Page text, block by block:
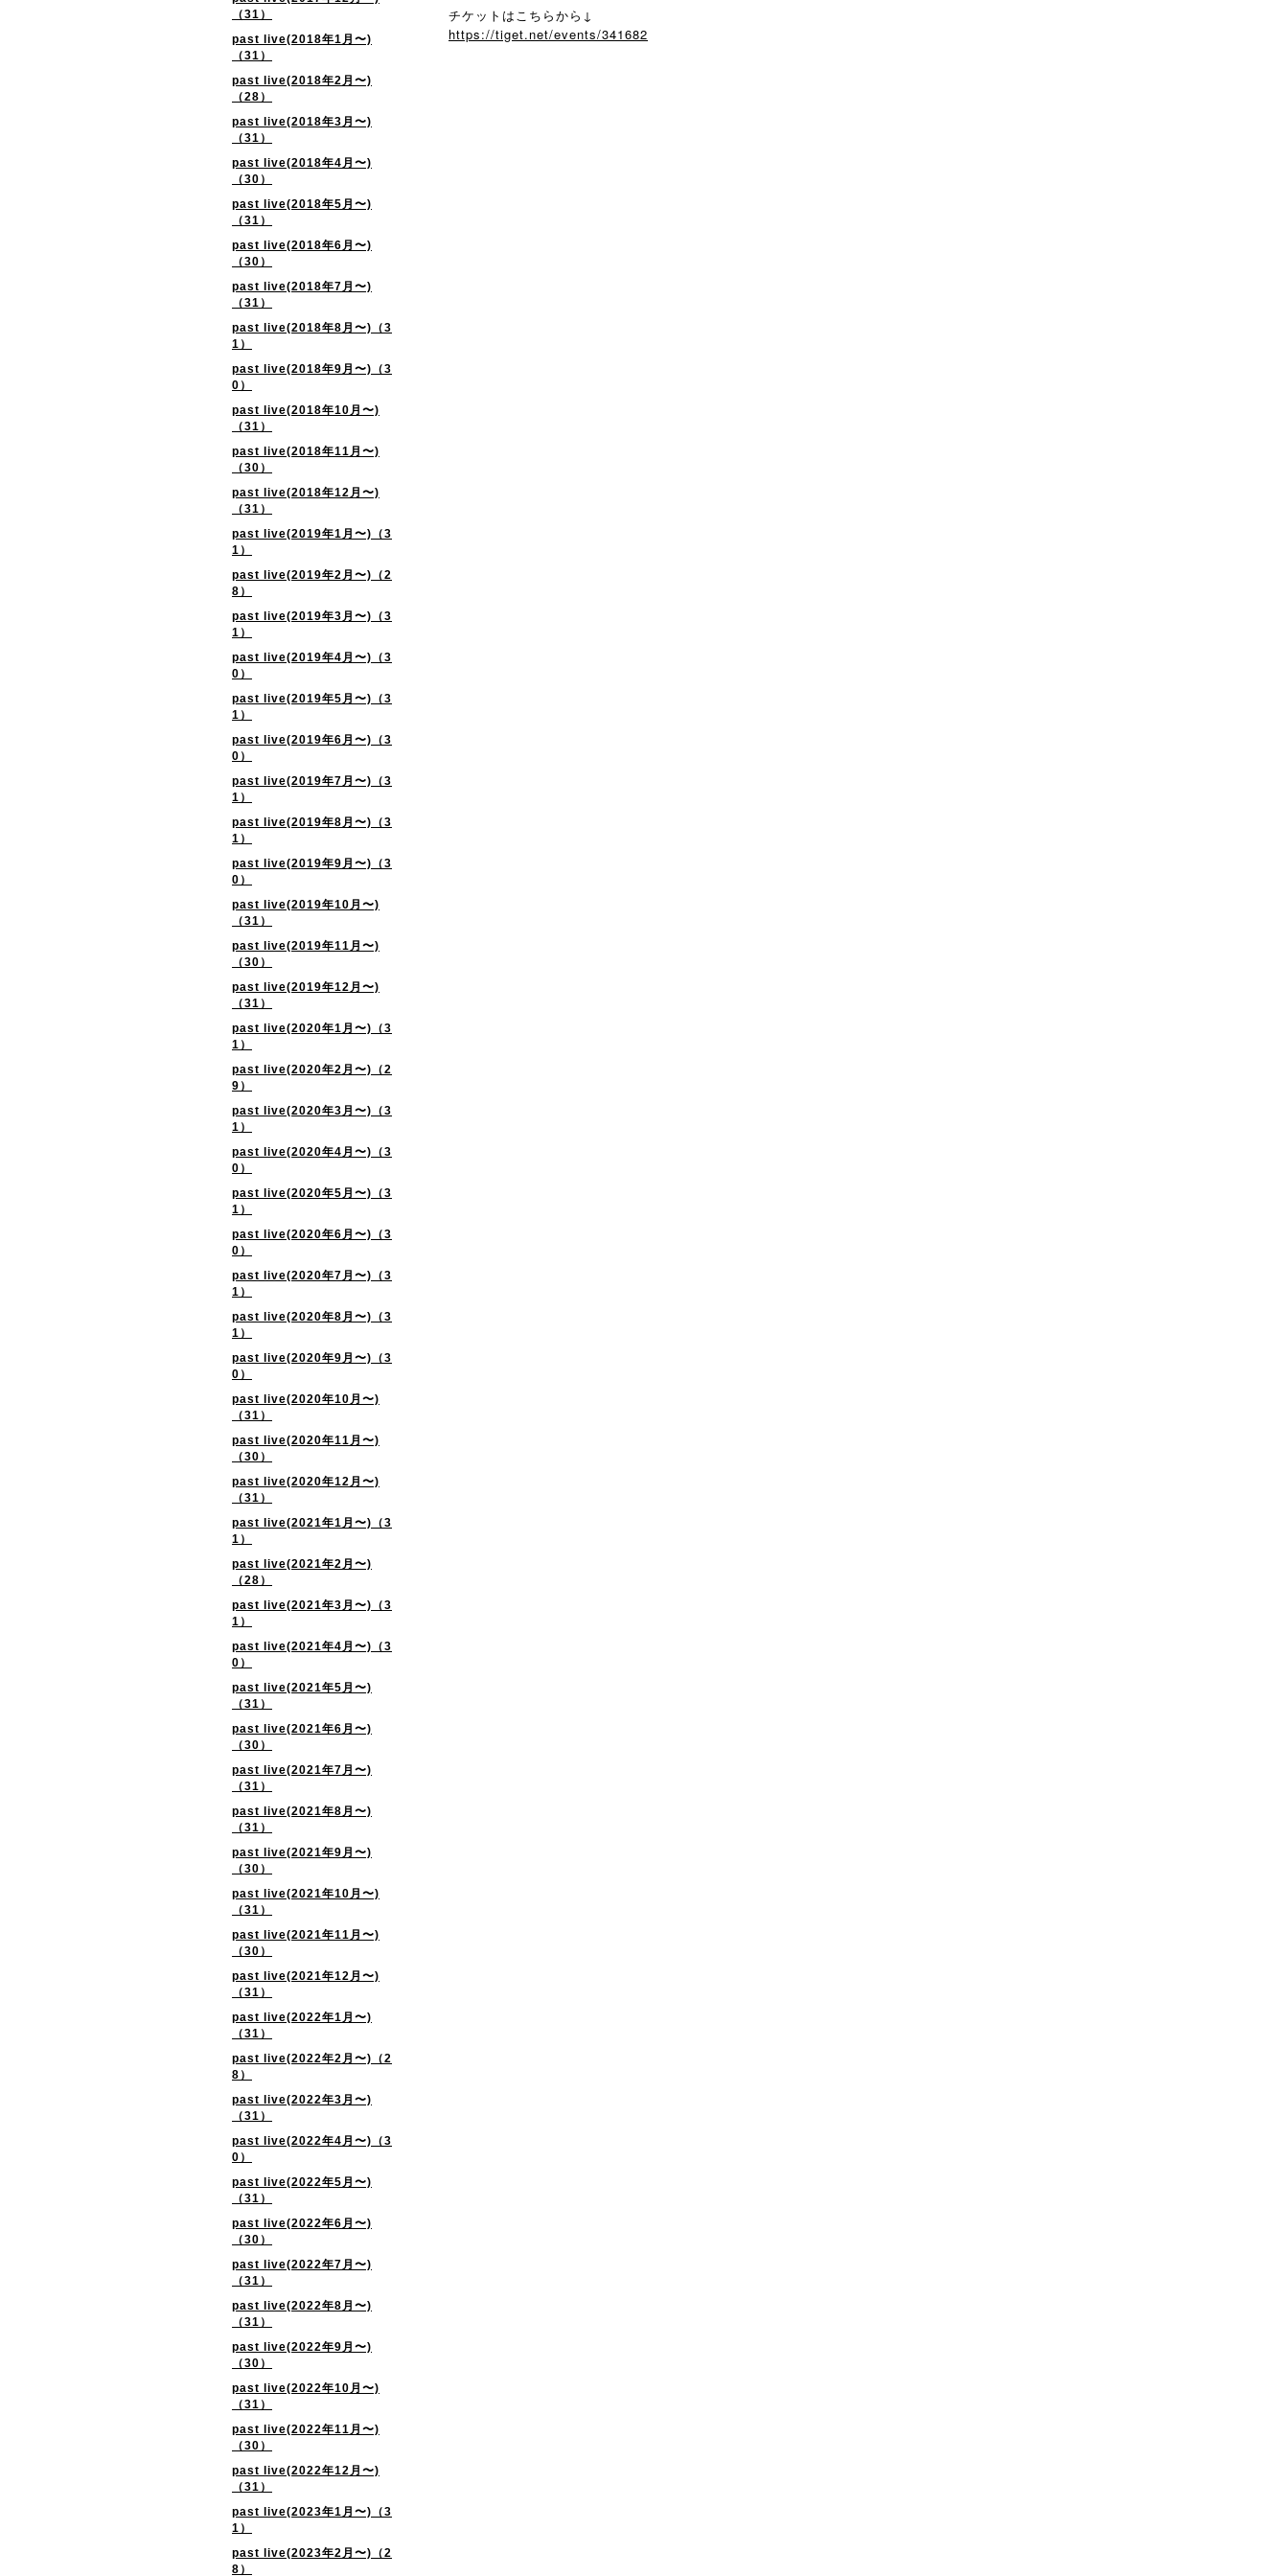
（31）
past live(2018年1月〜)
（31）
past live(2018年2月〜)
（28）
past live(2018年3月〜)
（31）
past live(2018年4月〜)
（30）
past live(2018年5月〜)
（31）
past live(2018年6月〜)
（30）
past live(2018年7月〜)
（31）
past live(2018年8月〜)（3
1）
past live(2018年9月〜)（3
0）
past live(2018年10月〜)
（31）
past live(2018年11月〜)
（30）
past live(2018年12月〜)
（31）
past live(2019年1月〜)（3
1）
past live(2019年2月〜)（2
8）
past live(2019年3月〜)（3
1）
past live(2019年4月〜)（3
0）
past live(2019年5月〜)（3
1）
past live(2019年6月〜)（3
0）
past live(2019年7月〜)（3
1）
past live(2019年8月〜)（3
1）
past live(2019年9月〜)（3
0）
past live(2019年10月〜)
（31）
past live(2019年11月〜)
（30）
past live(2019年12月〜)
（31）
past live(2020年1月〜)（3
1）
past live(2020年2月〜)（2
9）
past live(2020年3月〜)（3
1）
past live(2020年4月〜)（3
0）
past live(2020年5月〜)（3
1）
past live(2020年6月〜)（3
0）
past live(2020年7月〜)（3
1）
past live(2020年8月〜)（3
1）
past live(2020年9月〜)（3
0）
past live(2020年10月〜)
（31）
past live(2020年11月〜)
（30）
past live(2020年12月〜)
（31）
past live(2021年1月〜)（3
1）
past live(2021年2月〜)
（28）
past live(2021年3月〜)（3
1）
past live(2021年4月〜)（3
0）
past live(2021年5月〜)
（31）
past live(2021年6月〜)
（30）
past live(2021年7月〜)
（31）
past live(2021年8月〜)
（31）
past live(2021年9月〜)
（30）
past live(2021年10月〜)
（31）
past live(2021年11月〜)
（30）
past live(2021年12月〜)
（31）
past live(2022年1月〜)
（31）
past live(2022年2月〜)（2
8）
past live(2022年3月〜)
（31）
past live(2022年4月〜)（3
0）
past live(2022年5月〜)
（31）
past live(2022年6月〜)
（30）
past live(2022年7月〜)
（31）
past live(2022年8月〜)
（31）
past live(2022年9月〜)
（30）
past live(2022年10月〜)
（31）
past live(2022年11月〜)
（30）
past live(2022年12月〜)
（31）
past live(2023年1月〜)（3
1）
past live(2023年2月〜)（2
8）
チケットはこちらから↓
https://tiget.net/events/341682